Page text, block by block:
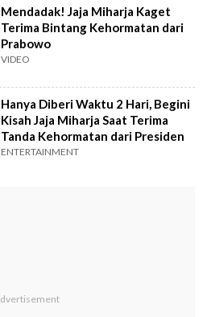
Mendadak! Jaja Miharja Kaget
Terima Bintang Kehormatan dari
Prabowo
VIDEO
Hanya Diberi Waktu 2 Hari, Begini
Kisah Jaja Miharja Saat Terima
Tanda Kehormatan dari Presiden
ENTERTAINMENT